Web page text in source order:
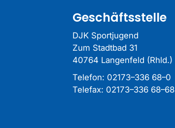
Geschäftsstelle
DJK Sportjugend
Zum Stadtbad 31
40764 Langenfeld (Rhld.)
Telefon: 02173–336 68–0
Telefax: 02173–336 68–68